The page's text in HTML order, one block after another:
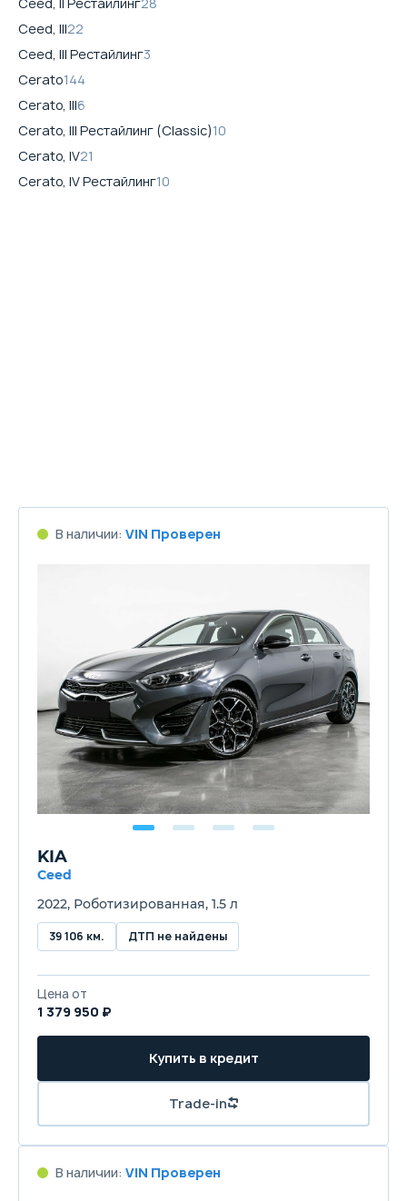
Ceed, III22
Ceed, III Рестайлинг3
Cerato144
Cerato, III6
Cerato, III Рестайлинг (Classic)10
Cerato, IV21
Cerato, IV Рестайлинг10
В наличии: VIN Проверен
KIA
Ceed
2022, Роботизированная, 1.5 л
39 106 км. ДТП не найдены
Цена от
1 379 950 ₽
Купить в кредит
Trade-in
В наличии: VIN Проверен